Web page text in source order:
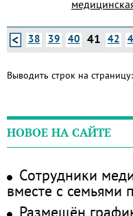
38 39 40 41 42
Выводить строк на страницу:
НОВОЕ НА САЙТЕ
Сотрудники
вместе с семьями
Размещён